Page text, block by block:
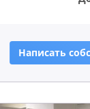
Написать